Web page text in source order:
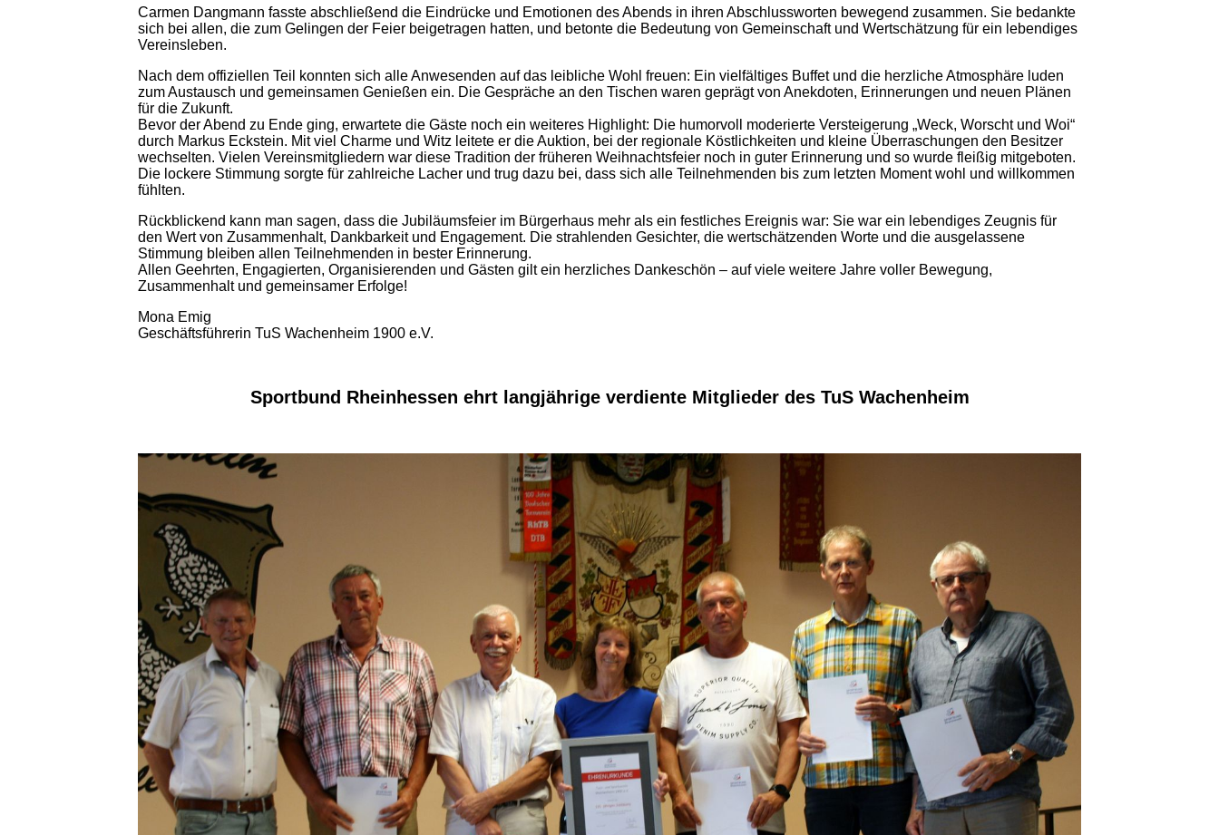
Carmen Dangmann fasste abschließend die Eindrücke und Emotionen des Abends in ihren Abschlussworten bewegend zusammen. Sie bedankte
sich bei allen, die zum Gelingen der Feier beigetragen hatten, und betonte die Bedeutung von Gemeinschaft und Wertschätzung für ein lebendiges
Vereinsleben.
Nach dem offiziellen Teil konnten sich alle Anwesenden auf das leibliche Wohl freuen: Ein vielfältiges Buffet und die herzliche Atmosphäre luden
zum Austausch und gemeinsamen Genießen ein. Die Gespräche an den Tischen waren geprägt von Anekdoten, Erinnerungen und neuen Plänen
für die Zukunft.
Bevor der Abend zu Ende ging, erwartete die Gäste noch ein weiteres Highlight: Die humorvoll moderierte Versteigerung „Weck, Worscht und Woi“
durch Markus Eckstein. Mit viel Charme und Witz leitete er die Auktion, bei der regionale Köstlichkeiten und kleine Überraschungen den Besitzer
wechselten. Vielen Vereinsmitgliedern war diese Tradition der früheren Weihnachtsfeier noch in guter Erinnerung und so wurde fleißig mitgeboten.
Die lockere Stimmung sorgte für zahlreiche Lacher und trug dazu bei, dass sich alle Teilnehmenden bis zum letzten Moment wohl und willkommen
fühlten.
Rückblickend kann man sagen, dass die Jubiläumsfeier im Bürgerhaus mehr als ein festliches Ereignis war: Sie war ein lebendiges Zeugnis für
den Wert von Zusammenhalt, Dankbarkeit und Engagement. Die strahlenden Gesichter, die wertschätzenden Worte und die ausgelassene
Stimmung bleiben allen Teilnehmenden in bester Erinnerung.
Allen Geehrten, Engagierten, Organisierenden und Gästen gilt ein herzliches Dankeschön – auf viele weitere Jahre voller Bewegung,
Zusammenhalt und gemeinsamer Erfolge!
Mona Emig
Geschäftsführerin TuS Wachenheim 1900 e.V.
Sportbund Rheinhessen ehrt langjährige verdiente Mitglieder des TuS Wachenheim